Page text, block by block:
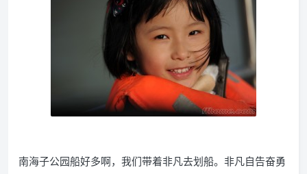
南海子公园船好多啊，我们带着非凡去划船。非凡自告奋勇